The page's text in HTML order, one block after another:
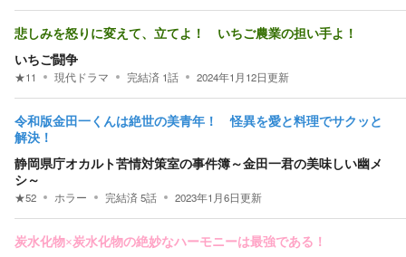
悲しみを怒りに変えて、立てよ！ いちご農業の担い手よ！
いちご闘争
★11 現代ドラマ 完結済 1話 2024年1月12日更新
令和版金田一くんは絶世の美青年！ 怪異を愛と料理でサクッと
解決！
静岡県庁オカルト苦情対策室の事件簿～金田一君の美味しい幽メ
シ～
★52 ホラー 完結済5話 2023年1月6日更新
炭水化物×炭水化物の絶妙なハーモニーは最強である！